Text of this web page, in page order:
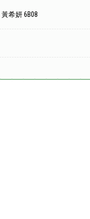
黃希妍 6B08